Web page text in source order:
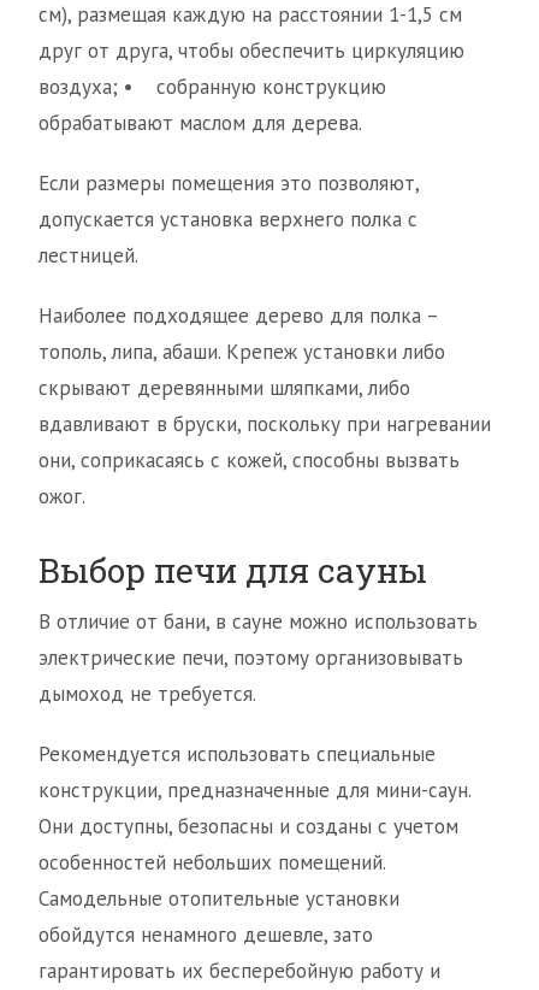
см), размещая каждую на расстоянии 1-1,5 см
друг от друга, чтобы обеспечить циркуляцию
воздуха; • собранную конструкцию
обрабатывают маслом для дерева.
Если размеры помещения это позволяют,
допускается установка верхнего полка с
лестницей.
Наиболее подходящее дерево для полка –
тополь, липа, абаши. Крепеж установки либо
скрывают деревянными шляпками, либо
вдавливают в бруски, поскольку при нагревании
они, соприкасаясь с кожей, способны вызвать
ожог.
Выбор печи для сауны
В отличие от бани, в сауне можно использовать
электрические печи, поэтому организовывать
дымоход не требуется.
Рекомендуется использовать специальные
конструкции, предназначенные для мини-саун.
Они доступны, безопасны и созданы с учетом
особенностей небольших помещений.
Самодельные отопительные установки
обойдутся ненамного дешевле, зато
гарантировать их бесперебойную работу и